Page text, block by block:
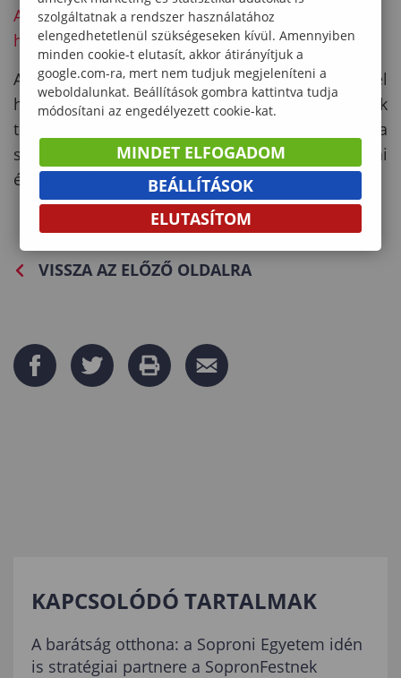
A-Soproni-Egyetem-mesterseges-intelligencia-
hasznalatara-vonatkozo-utmutato
A Soproni Egyetem bízik abban, hogy a döntéssel
hozzájárul a hazai felsőoktatási MI-diskurzusának
tudományos megalapozásához, és nyitott a
szakmai együttműködésre minden felelős hazai
és nemzetközi partnerrel.
VISSZA AZ ELŐZŐ OLDALRA
KAPCSOLÓDÓ TARTALMAK
A barátság otthona: a Soproni Egyetem idén
is stratégiai partnere a SopronFestnek
szolgáltatnak a rendszer használatához
elengedhetetlenül szükségeseken kívül. Amennyiben
minden cookie-t elutasít, akkor átirányítjuk a
google.com-ra, mert nem tudjuk megjeleníteni a
weboldalunkat. Beállítások gombra kattintva tudja
módosítani az engedélyezett cookie-kat.
MINDET ELFOGADOM
BEÁLLÍTÁSOK
ELUTASÍTOM